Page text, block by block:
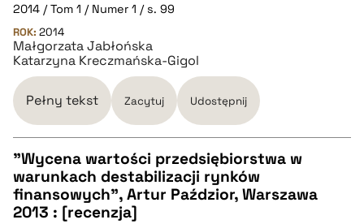
BIBTEX
pobierz cytat
2014 / Tom 1 / Numer 1 / s. 99
ROK: 2014
Małgorzata Jabłońska
Katarzyna Kreczmańska-Gigol
Pełny tekst Zacytuj Udostępnij
CZYSTY TEKST
"Wycena wartości przedsiębiorstwa w
warunkach destabilizacji rynków
finansowych", Artur Paździor, Warszawa
2013 : [recenzja]